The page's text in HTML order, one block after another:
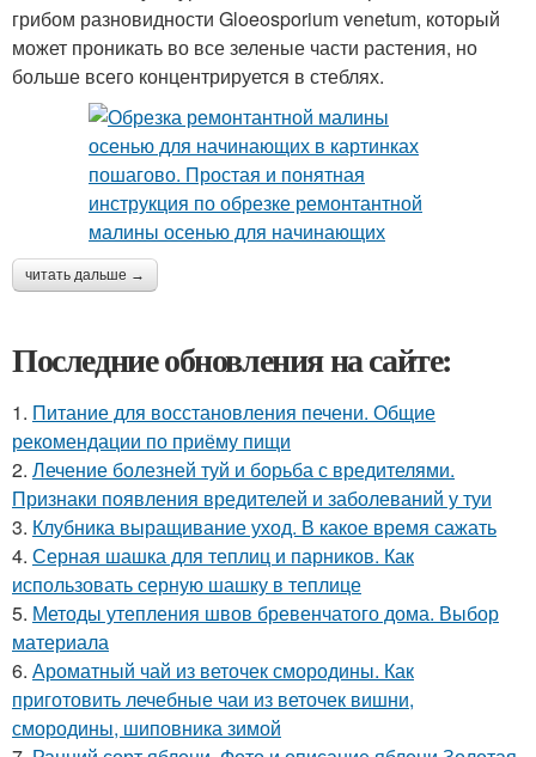
грибом разновидности Gloeosporium venetum, который
может проникать во все зеленые части растения, но
больше всего концентрируется в стеблях.
читать дальше →
Последние обновления на сайте:
1. Питание для восстановления печени. Общие
рекомендации по приёму пищи
2. Лечение болезней туй и борьба с вредителями.
Признаки появления вредителей и заболеваний у туи
3. Клубника выращивание уход. В какое время сажать
4. Серная шашка для теплиц и парников. Как
использовать серную шашку в теплице
5. Методы утепления швов бревенчатого дома. Выбор
материала
6. Ароматный чай из веточек смородины. Как
приготовить лечебные чаи из веточек вишни,
смородины, шиповника зимой